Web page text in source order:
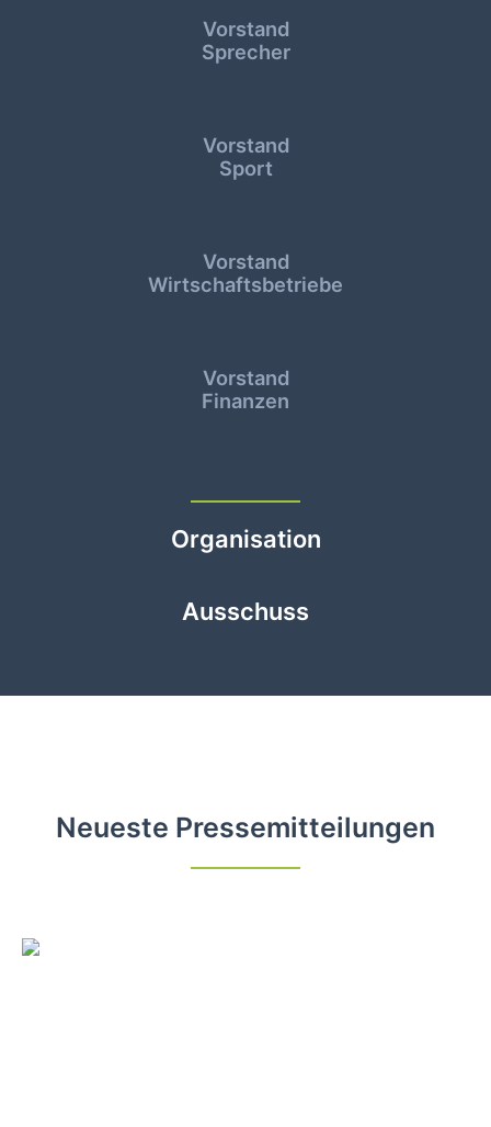
Vorstand
Sprecher
Vorstand
Sport
Vorstand
Wirtschaftsbetriebe
Vorstand
Finanzen
Organisation
Ausschuss
Neueste Pressemitteilungen